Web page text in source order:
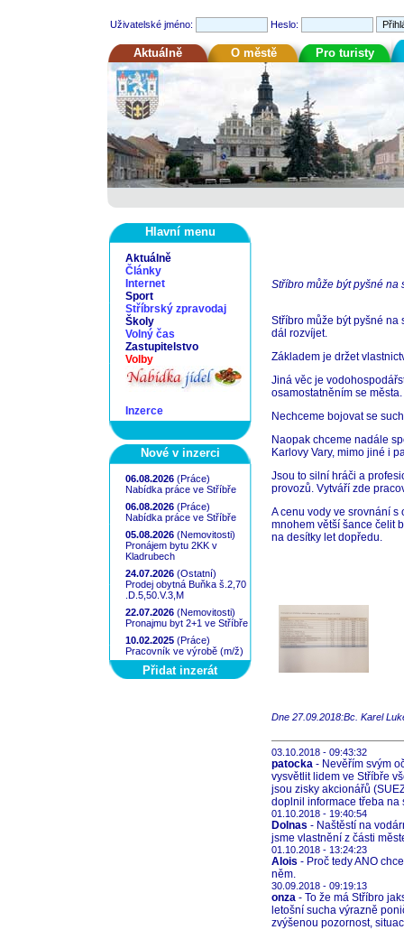
Uživatelské jméno: Heslo:
Aktuálně O městě Pro turisty
Hlavní menu
Aktuálně
Články
Internet
Sport
Stříbrský zpravodaj
Školy
Volný čas
Zastupitelstvo
Volby
Inzerce
Nové v inzerci
06.08.2026 (Práce)
Nabídka práce ve Stříbře
06.08.2026 (Práce)
Nabídka práce ve Stříbře
05.08.2026 (Nemovitosti)
Pronájem bytu 2KK v
Kladrubech
24.07.2026 (Ostatní)
Prodej obytná Buňka š.2,70
.D.5,50.V.3,M
22.07.2026 (Nemovitosti)
Pronajmu byt 2+1 ve Stříbře
10.02.2025 (Práce)
Pracovník ve výrobě (m/ž)
Přidat inzerát
Stříbro může být pyšné na
Stříbro může být pyšné na
dál rozvíjet.
Základem je držet
Jiná věc je
osamostatněním se města.
Nechceme bojovat se
Naopak chceme nadále
Karlovy Vary, mimo jiné i
Jsou to silní hráči a
provozů. Vytváří zde
A cenu vody ve srovnání
mnohem větší šance čelit
na desítky let dopředu.
Dne 27.09.2018:Bc. Karel
03.10.2018 - 09:43:32
patocka - Nevěřím svým
vysvětlit lidem ve Stříbře
jsou zisky akcionářů
doplnil informace třeba na
01.10.2018 - 19:40:54
Dolnas - Naštěstí na
jsme vlastnění z části
01.10.2018 - 13:24:23
Alois - Proč tedy ANO
něm.
30.09.2018 - 09:19:13
onza - To že má Stříbro
letošní sucha výrazně
zvýšenou pozornost,